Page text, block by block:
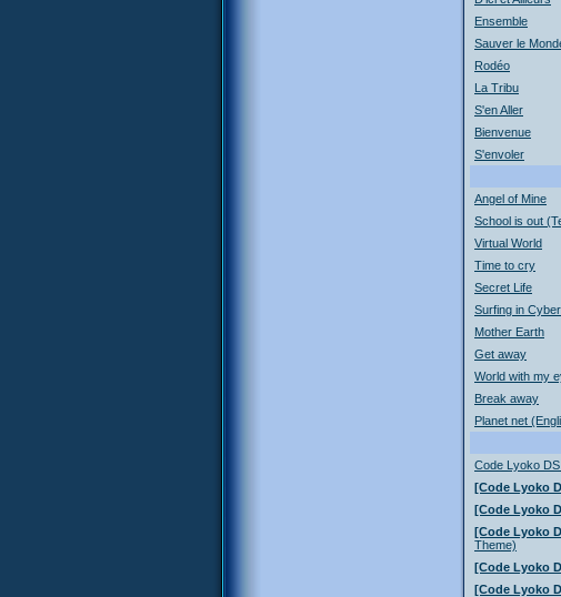
Ensemble
Sauver le
Rodéo
La Tribu
S'en Aller
Bienvenue
S'envoler
Angel of Mine
School is out
Virtual World
Time to cry
Secret Life
Surfing in
Mother Earth
Get away
World with my
Break away
Planet net
Code Lyoko
[Code Lyoko
[Code Lyoko
[Code Lyoko
Theme)
[Code Lyoko
[Code Lyoko